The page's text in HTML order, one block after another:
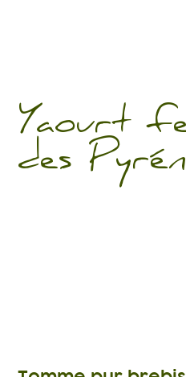
Yaourt
des